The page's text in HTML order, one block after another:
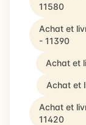
11580
Achat et
- 11390
Achat et
Achat et
Achat et
11420